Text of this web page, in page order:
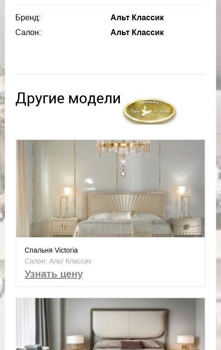
Бренд:
Альт Классик
Салон:
Альт Классик
Другие модели
Спальня Victoria
Салон: Альт Классик
Узнать цену